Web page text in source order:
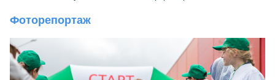
Фоторепортаж